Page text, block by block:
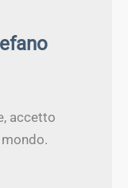
accetto